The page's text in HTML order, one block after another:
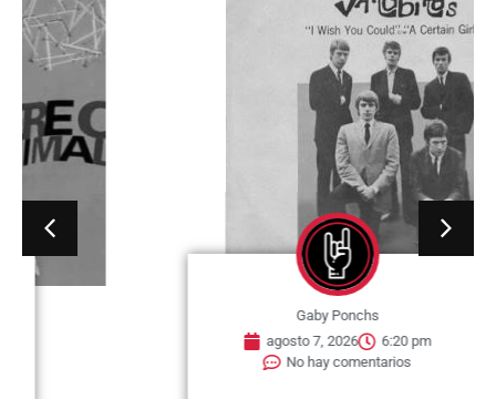
6:20 pm
No hay comentarios